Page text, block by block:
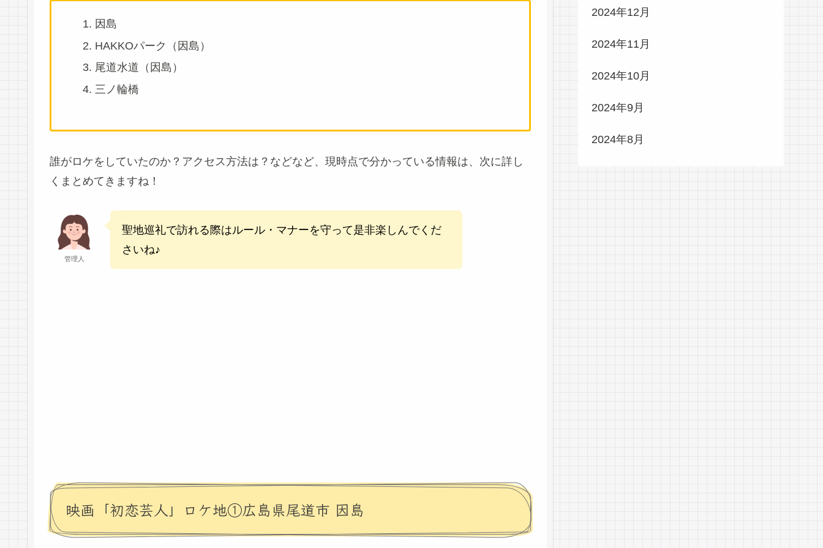
因島
HAKKOパーク（因島）
尾道水道（因島）
三ノ輪橋
誰がロケをしていたのか？アクセス方法は？などなど、現時点で分かっている情報は、次に詳し
くまとめてきますね！
管理人
聖地巡礼で訪れる際はルール・マナーを守って是非楽しんでくだ
さいね♪
映画「初恋芸人」ロケ地①広島県尾道市 因島
2024年12月
2024年11月
2024年10月
2024年9月
2024年8月